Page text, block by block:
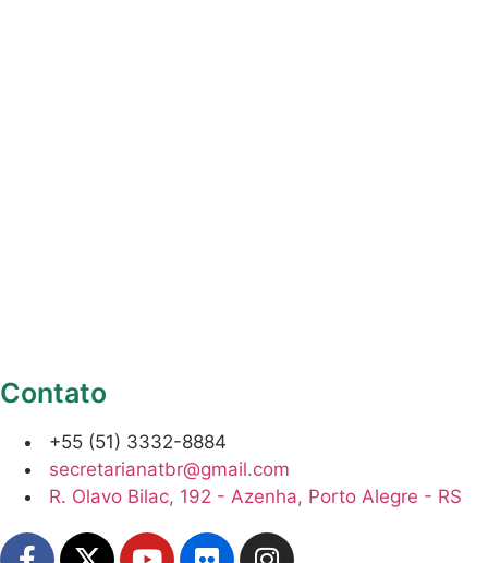
Contato
+55 (51) 3332-8884
secretarianatbr@gmail.com
R. Olavo Bilac, 192 - Azenha, Porto Alegre - RS